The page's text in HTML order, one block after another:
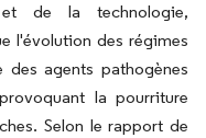
de la technologie,
l'évolution des régimes
des agents pathogènes
la pourriture
Selon le rapport de